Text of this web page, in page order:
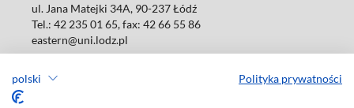
polski Polityka prywatności
ul. Jana Matejki 34A, 90-237 Łódź
Tel.: 42 235 01 65, fax: 42 66 55 86
eastern@uni.lodz.pl
W sprawie prenumeraty wydań papierowych prosimy o kontakt